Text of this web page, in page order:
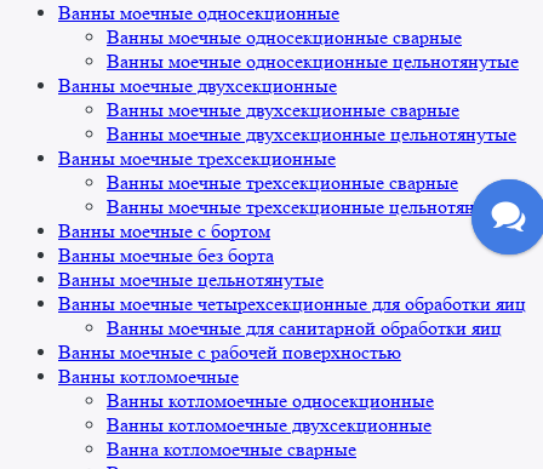
Ванны моечные односекционные
Ванны моечные односекционные сварные
Ванны моечные односекционные цельнотянутые
Ванны моечные двухсекционные
Ванны моечные двухсекционные сварные
Ванны моечные двухсекционные цельнотянутые
Ванны моечные трехсекционные
Ванны моечные трехсекционные сварные
Ванны моечные трехсекционные цельнотянутые
Ванны моечные с бортом
Ванны моечные без борта
Ванны моечные цельнотянутые
Ванны моечные четырехсекционные для обработки яиц
Ванны моечные для санитарной обработки яиц
Ванны моечные с рабочей поверхностью
Ванны котломоечные
Ванны котломоечные односекционные
Ванны котломоечные двухсекционные
Ванна котломоечные сварные